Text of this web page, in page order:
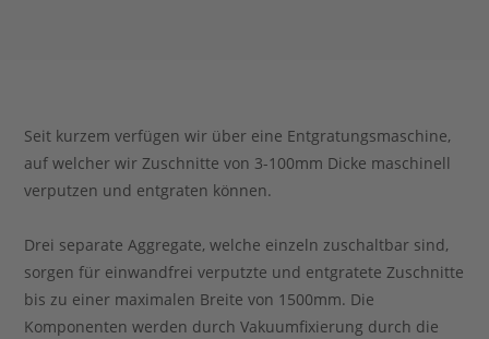
Seit kurzem verfügen wir über eine Entgratungsmaschine,
auf welcher wir Zuschnitte von 3-100mm Dicke maschinell
verputzen und entgraten können.
Drei separate Aggregate, welche einzeln zuschaltbar sind,
sorgen für einwandfrei verputzte und entgratete Zuschnitte
bis zu einer maximalen Breite von 1500mm. Die
Komponenten werden durch Vakuumfixierung durch die